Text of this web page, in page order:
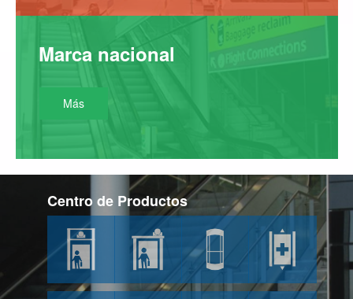
Marca nacional
Más
Centro de Productos